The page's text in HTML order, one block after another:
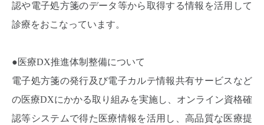
認や電子処方箋のデータ等から取得する情報を活用して
診療をおこなっています。
●医療DX推進体制整備について
電子処方箋の発行及び電子カルテ情報共有サービスなど
の医療DXにかかる取り組みを実施し、オンライン資格確
認等システムで得た医療情報を活用し、高品質な医療提